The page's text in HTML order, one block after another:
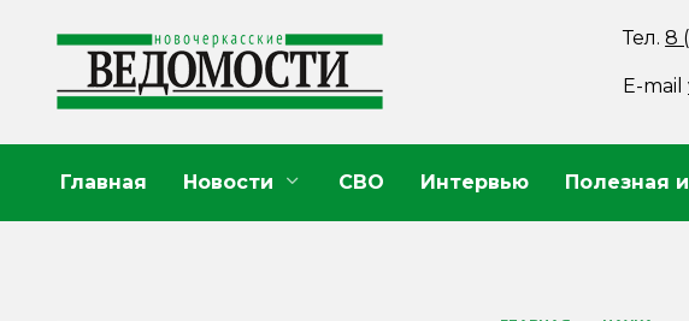
содержанию
Тел.8
E-mail
Главная Новости СВО Интервью Полезная